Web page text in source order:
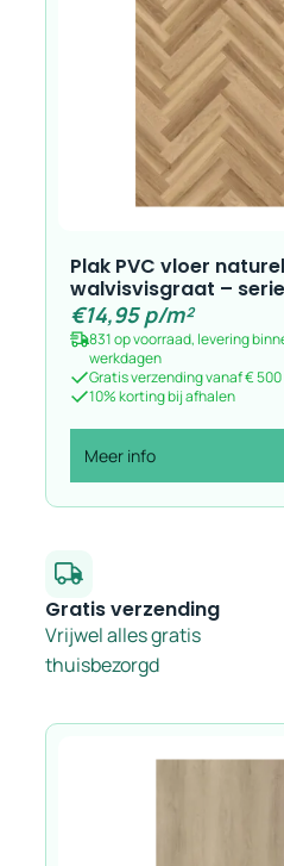
Plak PVC vloer
walvisvisgraat –
€14,95p/m²
831 op voorraad, levering
werkdagen
Gratis verzending vanaf € 500
10% korting bij afhalen
Meer info
Gratis verzending
Vrijwel alles gratis
thuisbezorgd